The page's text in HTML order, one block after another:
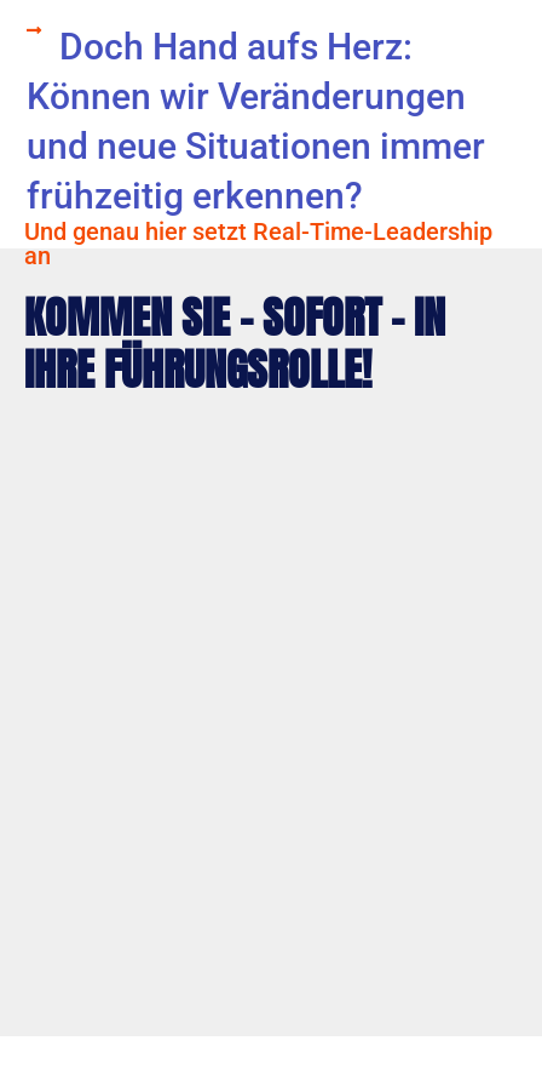
Doch Hand aufs Herz:
Können wir Veränderungen
und neue Situationen immer
frühzeitig erkennen?
Und genau hier setzt Real-Time-Leadership
an
KOMMEN SIE - SOFORT - IN
IHRE FÜHRUNGSROLLE!